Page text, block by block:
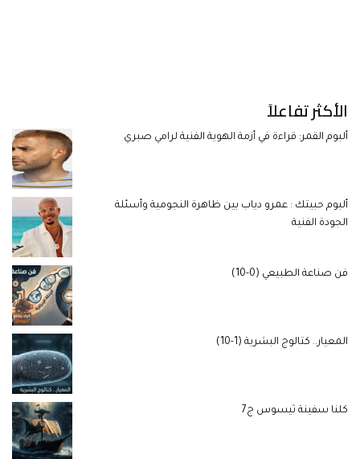
الأكثر تفاعلاً
ألبوم القمر: قراءة في أزمة الهوية الفنية لرامي صبري
ألبوم حبيتك : عمرو دياب بين ظاهرة النجومية وأسئلة
الجودة الفنية
فن صناعة الطبيعي (0-10)
المعيار.. كتالوج البشرية (1-10)
كلنا سفينة ثيسوس ج7